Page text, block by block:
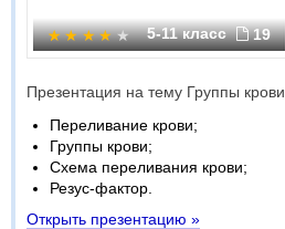
5-11 класс 19
Презентация на тему Группы крови
Переливание крови;
Группы крови;
Схема переливания крови;
Резус-фактор.
Открыть презентацию »